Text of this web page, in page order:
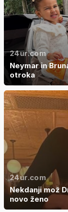
24ur.com
Neymar in
otroka
24ur.com
Nekdanji mož
novo ženo